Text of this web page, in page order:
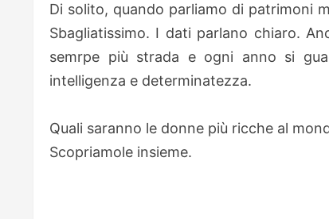
Di solito, quando parliamo di patrimoni
Sbagliatissimo. I dati parlano chiaro.
semrpe più strada e ogni anno si
intelligenza e determinatezza.
Quali saranno le donne più ricche al
Scopriamole insieme.